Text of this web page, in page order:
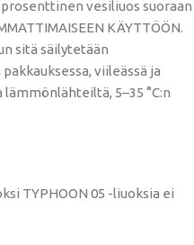
vesiliuos suoraan
KÄYTTÖÖN.
sitä säilytetään
viileässä ja
lämmönlähteiltä, ​​5–35 °C:n
TYPHOON 05 -liuoksia ei